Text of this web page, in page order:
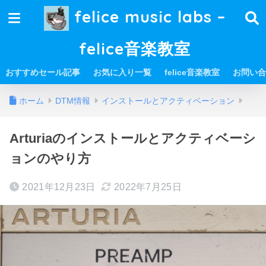
felice music labs –
felice音楽教室
おすすめセール記事 お気に入り一覧 felice音楽教室 お問い
ホーム DTM情報 インストールとアクティベーション
Arturiaのインストールとアクティベーシ
ョンのやり方
2021年12月23日 2022年7月25日